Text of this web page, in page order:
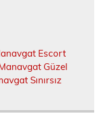
Escort
Güzel
Sınırsız